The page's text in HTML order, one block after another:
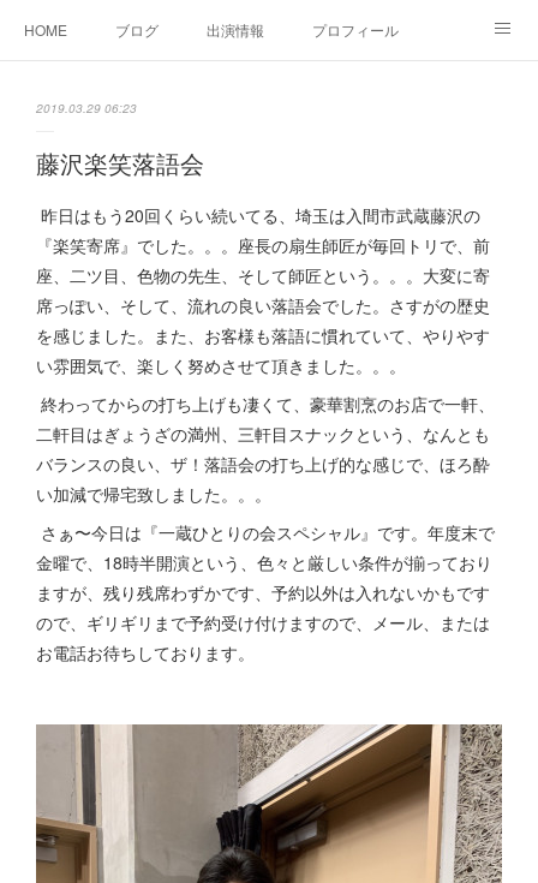
HOME ブログ 出演情報 プロフィール
2019.03.29 06:23
藤沢楽笑落語会
昨日はもう20回くらい続いてる、埼玉は入間市武蔵藤沢の
『楽笑寄席』でした。。。座長の扇生師匠が毎回トリで、前
座、二ツ目、色物の先生、そして師匠という。。。大変に寄
席っぽい、そして、流れの良い落語会でした。さすがの歴史
を感じました。また、お客様も落語に慣れていて、やりやす
い雰囲気で、楽しく努めさせて頂きました。。。
終わってからの打ち上げも凄くて、豪華割烹のお店で一軒、
二軒目はぎょうざの満州、三軒目スナックという、なんとも
バランスの良い、ザ！落語会の打ち上げ的な感じで、ほろ酔
い加減で帰宅致しました。。。
さぁ〜今日は『一蔵ひとりの会スペシャル』です。年度末で
金曜で、18時半開演という、色々と厳しい条件が揃っており
ますが、残り残席わずかです、予約以外は入れないかもです
ので、ギリギリまで予約受け付けますので、メール、または
お電話お待ちしております。